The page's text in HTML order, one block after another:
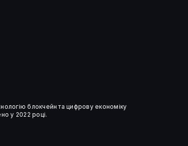
блокчейн та цифрову економіку
у 2022 році.